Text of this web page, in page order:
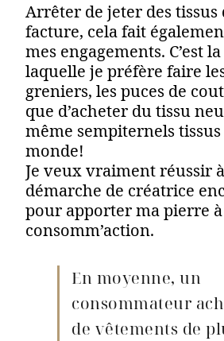
Arrêter de jeter des tissus
facture, cela fait
mes engagements. C’est
laquelle je préfère faire
greniers, les puces de
que d’acheter du tissu
même sempiternels
monde!
Je veux vraiment réussir
démarche de créatrice
pour apporter ma pierre à
consomm’action.
En moyenne, un
consommateur
de vêtements de